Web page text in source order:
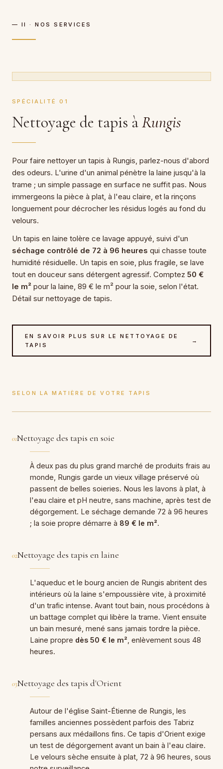
— II · NOS SERVICES
SPÉCIALITÉ 01
Nettoyage de tapis àRungis
Pour faire nettoyer un tapis à Rungis, parlez-nous d'abord
des odeurs. L'urine d'un animal pénètre la laine jusqu'à la
trame ; un simple passage en surface ne suffit pas. Nous
immergeons la pièce à plat, à l'eau claire, et la rinçons
longuement pour décrocher les résidus logés au fond du
velours.
Un tapis en laine tolère ce lavage appuyé, suivi d'un
séchage contrôlé de 72 à 96 heures qui chasse toute
humidité résiduelle. Un tapis en soie, plus fragile, se lave
tout en douceur sans détergent agressif. Comptez 50 €
le m² pour la laine, 89 € le m² pour la soie, selon l'état.
Détail sur nettoyage de tapis.
EN SAVOIR PLUS SUR LE NETTOYAGE DE
TAPIS
→
SELON LA MATIÈRE DE VOTRE TAPIS
01Nettoyage des tapis en soie
À deux pas du plus grand marché de produits frais au
monde, Rungis garde un vieux village préservé où
passent de belles soieries. Nous les lavons à plat, à
l'eau claire et pH neutre, sans machine, après test de
dégorgement. Le séchage demande 72 à 96 heures
; la soie propre démarre à 89 € le m².
02Nettoyage des tapis en laine
L'aqueduc et le bourg ancien de Rungis abritent des
intérieurs où la laine s'empoussière vite, à proximité
d'un trafic intense. Avant tout bain, nous procédons à
un battage complet qui libère la trame. Vient ensuite
un bain mesuré, mené sans jamais tordre la pièce.
Laine propre dès 50 € le m² , enlèvement sous 48
heures.
03Nettoyage des tapis d'Orient
Autour de l'église Saint-Étienne de Rungis, les
familles anciennes possèdent parfois des Tabriz
persans aux médaillons fins. Ce tapis d'Orient exige
un test de dégorgement avant un bain à l'eau claire.
Le velours sèche ensuite à plat, 72 à 96 heures, sous